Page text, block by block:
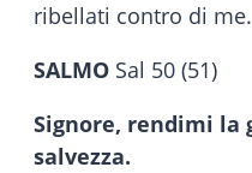
ribellati contro di
SALMO Sal 50 (51)
Signore, rendimi la
salvezza.